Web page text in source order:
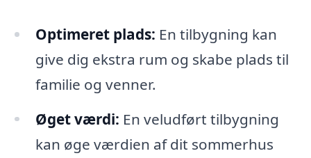
Optimeret plads: En tilbygning kan
give dig ekstra rum og skabe plads til
familie og venner.
Øget værdi: En veludført tilbygning
kan øge værdien af dit sommerhus